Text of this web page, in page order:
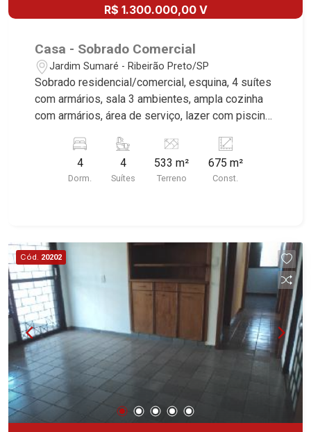
R$ 1.300.000,00 V
Casa - Sobrado Comercial
Jardim Sumaré - Ribeirão Preto/SP
Sobrado residencial/comercial, esquina, 4 suítes
com armários, sala 3 ambientes, ampla cozinha
com armários, área de serviço, lazer com piscina
ideal para clínicas e restaurantes, próximo a Av.
Nove de Julho. *Imóvel alugado, ideal para
renda.*
4
Dorm.
4
Suítes
533 m²
Terreno
675 m²
Const.
Cód. 20202